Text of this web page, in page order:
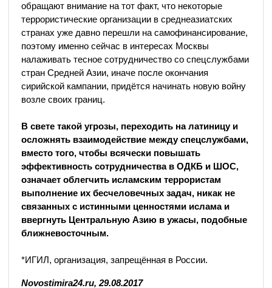
обращают внимание на тот факт, что некоторые
террористические организации в среднеазиатских
странах уже давно перешли на самофинансирование,
поэтому именно сейчас в интересах Москвы
налаживать тесное сотрудничество со спецслужбами
стран Средней Азии, иначе после окончания
сирийской кампании, придётся начинать новую войну
возле своих границ.
В свете такой угрозы, переходить на латиницу и
осложнять взаимодействие между спецслужбами,
вместо того, чтобы всячески повышать
эффективность сотрудничества в ОДКБ и ШОС,
означает облегчить исламским террористам
выполнение их бесчеловечных задач, никак не
связанных с истинными ценностями ислама и
ввергнуть Центральную Азию в ужасы, подобные
ближневосточным.
*ИГИЛ, организация, запрещённая в России.
Novostimira24.ru, 29.08.2017